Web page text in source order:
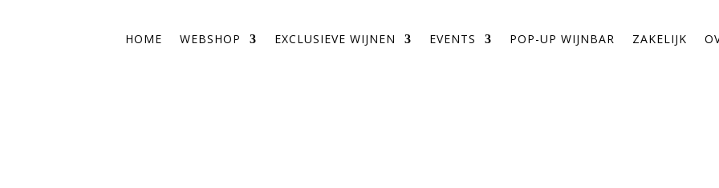
HOME WEBSHOP EXCLUSIEVE WIJNEN EVENTS POP-UP WIJNBAR ZAKELIJK